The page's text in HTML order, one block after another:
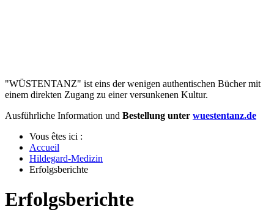
"WÜSTENTANZ" ist eins der wenigen authentischen Bücher mit
einem direkten Zugang zu einer versunkenen Kultur.
Ausführliche Information und Bestellung unter wuestentanz.de
Vous êtes ici :
Accueil
Hildegard-Medizin
Erfolgsberichte
Erfolgsberichte